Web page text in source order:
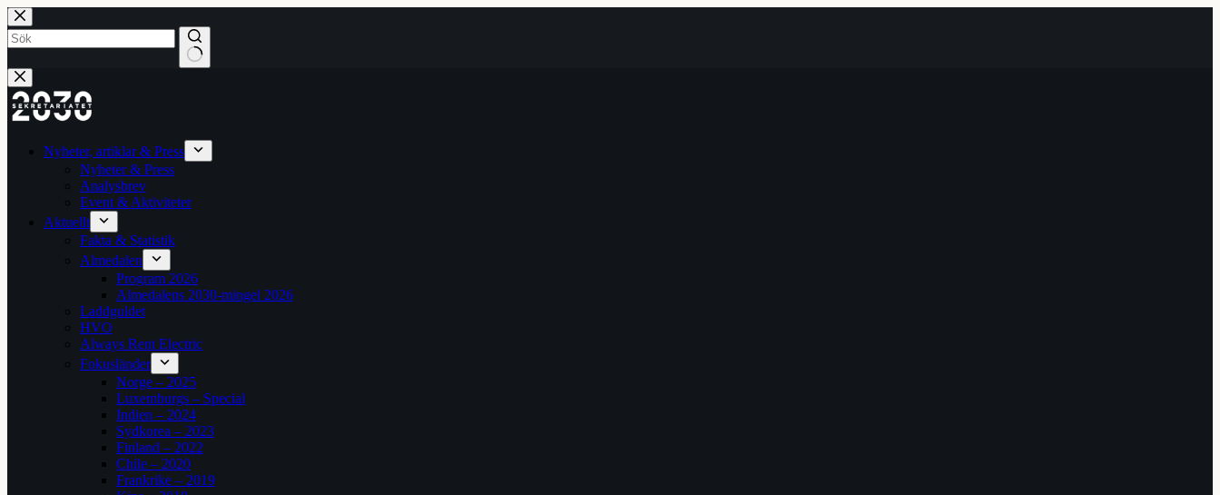
Hoppa
till
innehåll
Inga
resultat
Nyheter, artiklar & Press
Nyheter & Press
Analysbrev
Event & Aktiviteter
Aktuellt
Fakta & Statistik
Almedalen
Program 2026
Almedalens 2030-mingel 2026
Laddguldet
HVO
Always Rent Electric
Fokusländer
Norge – 2025
Luxemburgs – Special
Indien – 2024
Sydkorea – 2023
Finland – 2022
Chile – 2020
Frankrike – 2019